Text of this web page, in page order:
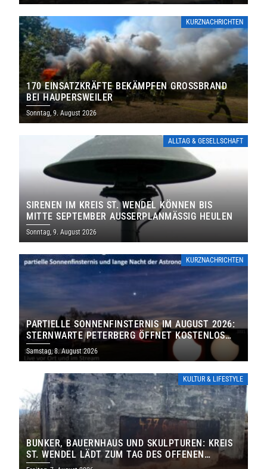
KURZNACHRICHTEN
170 EINSATZKRÄFTE BEKÄMPFEN GROSSBRAND B
EI HAUPERSWEILER
Sonntag, 9. August 2026
ALLTAG & GESELLSCHAFT
SIRENEN IM KREIS ST. WENDEL KÖNNEN BIS
MITTE SEPTEMBER AUSSERPLANMÄSSIG HEULEN
Sonntag, 9. August 2026
KURZNACHRICHTEN
PARTIELLE SONNENFINSTERNIS IM AUGUST 2026:
STERNWARTE PETERBERG ÖFFNET KOSTENLOS
IHRE TORE
Samstag, 8. August 2026
KULTUR & LIFESTYLE
BUNKER, BAUERNHAUS UND SKULPTUREN: KREIS
ST. WENDEL LÄDT ZUM TAG DES OFFENEN
DENKMALS EIN